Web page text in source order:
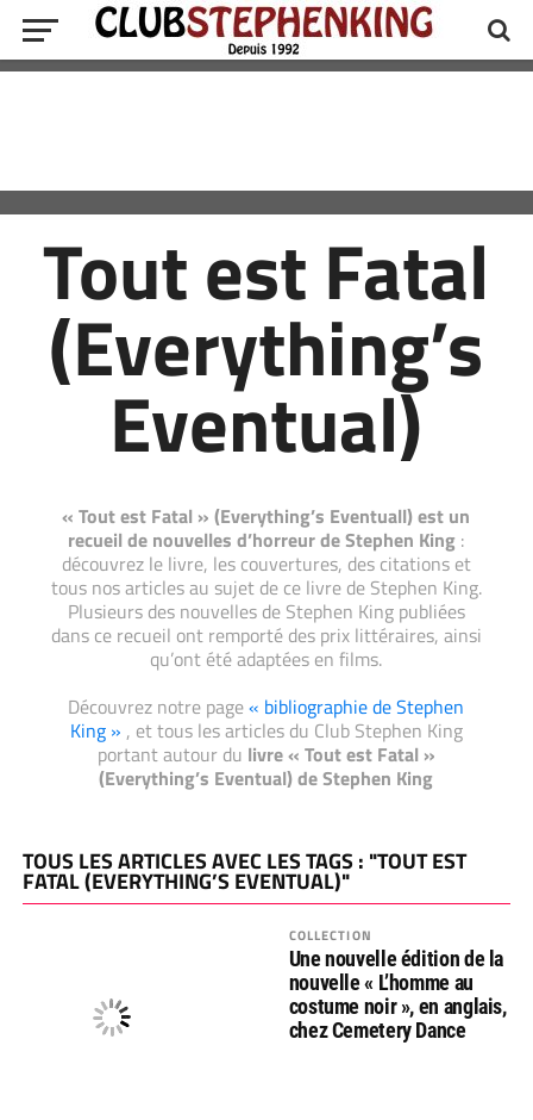
Tout est Fatal
(Everything’s
Eventual)
« Tout est Fatal » (Everything’s Eventuall) est un
recueil de nouvelles d’horreur de Stephen King :
découvrez le livre, les couvertures, des citations et
tous nos articles au sujet de ce livre de Stephen King.
Plusieurs des nouvelles de Stephen King publiées
dans ce recueil ont remporté des prix littéraires, ainsi
qu’ont été adaptées en films.
Découvrez notre page« bibliographie de Stephen
King » , et tous les articles du Club Stephen King
portant autour du livre « Tout est Fatal »
(Everything’s Eventual) de Stephen King
TOUS LES ARTICLES AVEC LES TAGS : "TOUT EST
FATAL (EVERYTHING’S EVENTUAL)"
COLLECTION
Une nouvelle édition de la
nouvelle « L’homme au
costume noir », en anglais,
chez Cemetery Dance